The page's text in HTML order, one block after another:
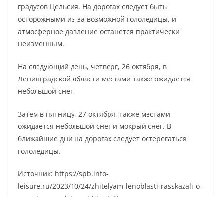
градусов Цельсия. На дорогах следует быть
осторожными из-за возможной гололедицы, и
атмосферное давление останется практически
неизменным.
На следующий день, четверг, 26 октября, в
Ленинградской области местами также ожидается
небольшой снег.
Затем в пятницу, 27 октября, также местами
ожидается небольшой снег и мокрый снег. В
ближайшие дни на дорогах следует остерегаться
гололедицы.
Источник: https://spb.info-
leisure.ru/2023/10/24/zhitelyam-lenoblasti-rasskazali-o-